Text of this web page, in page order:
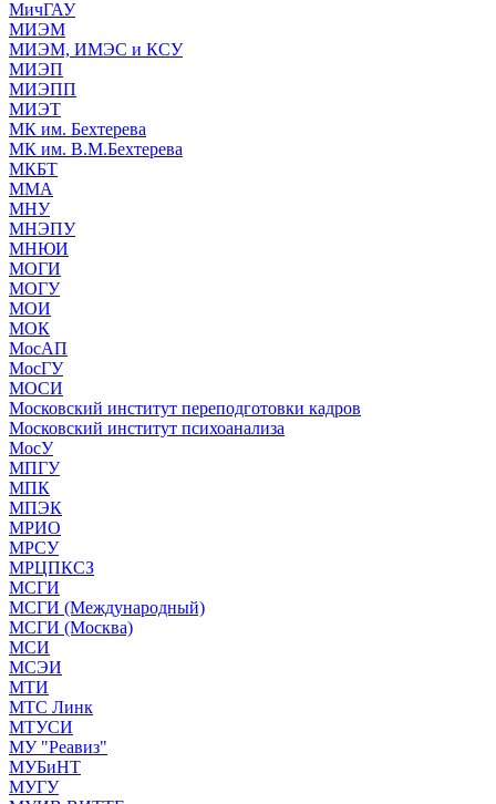
МичГАУ
МИЭМ
МИЭМ, ИМЭС и КСУ
МИЭП
МИЭПП
МИЭТ
МК им. Бехтерева
МК им. В.М.Бехтерева
МКБТ
ММА
МНУ
МНЭПУ
МНЮИ
МОГИ
МОГУ
МОИ
МОК
МосАП
МосГУ
МОСИ
Московский институт переподготовки кадров
Московский институт психоанализа
МосУ
МПГУ
МПК
МПЭК
МРИО
МРСУ
МРЦПКСЗ
МСГИ
МСГИ (Международный)
МСГИ (Москва)
МСИ
МСЭИ
МТИ
МТС Линк
МТУСИ
МУ "Реавиз"
МУБиНТ
МУГУ